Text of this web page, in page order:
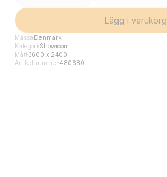
Lägg i varukorg
Mässa Denmark
Kategori Showroom
Mått3600 x 2400
Artikelnummer480680